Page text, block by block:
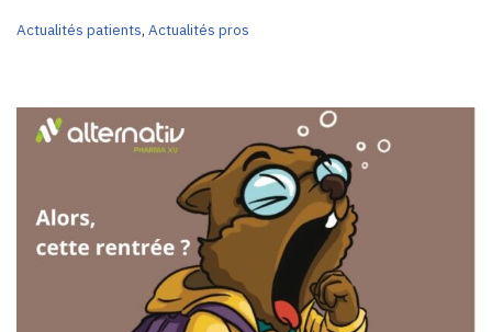
Actualités patients, Actualités pros